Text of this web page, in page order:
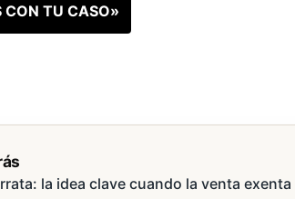
TU CASO»
la idea clave cuando la venta